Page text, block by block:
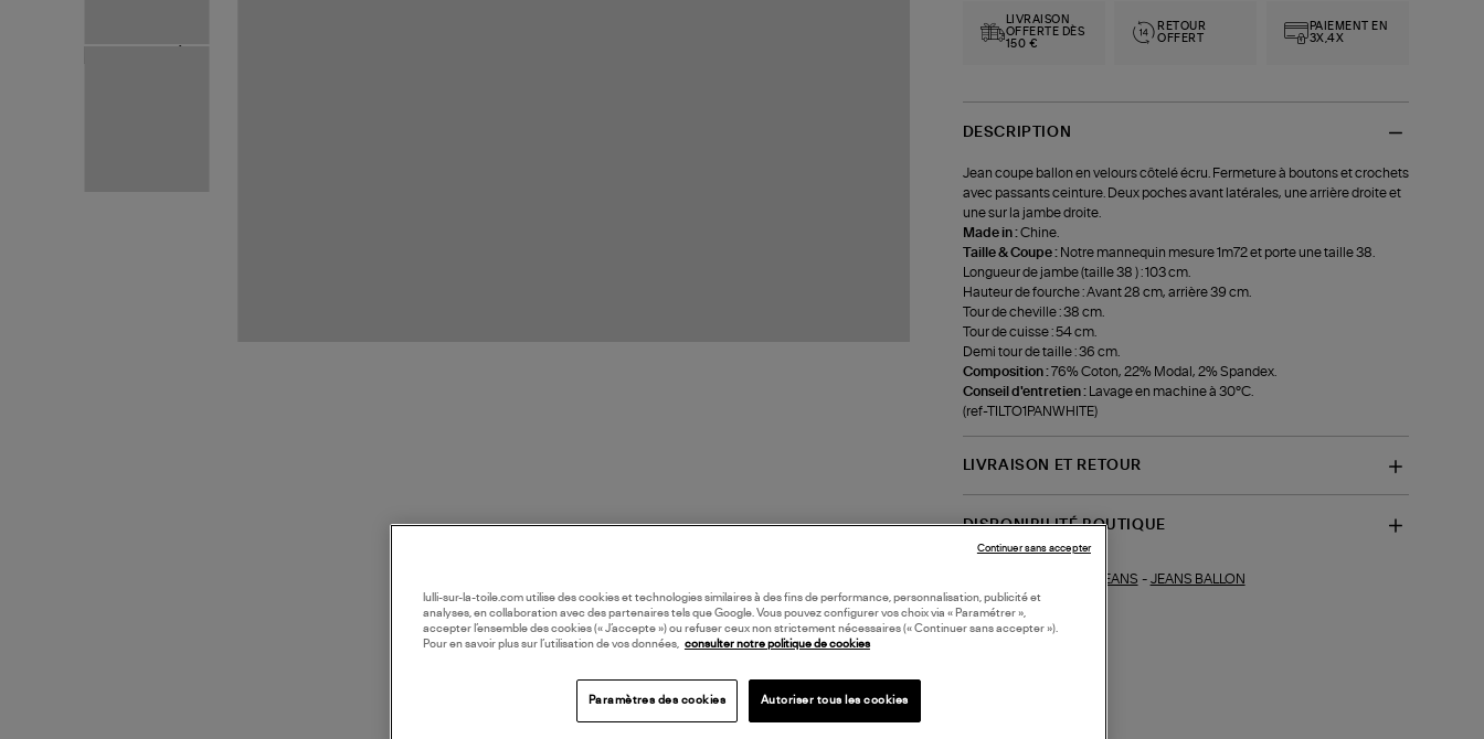
LIVRAISON
OFFERTE DÈS
150 €
RETOUR
OFFERT
PAIEMENT EN
3X,4X
DESCRIPTION
Jean coupe ballon en velours côtelé écru. Fermeture à boutons et crochets
avec passants ceinture. Deux poches avant latérales, une arrière droite et
une sur la jambe droite.
Made in :Chine.
Taille & Coupe : Notre mannequin mesure 1m72 et porte une taille 38.
Longueur de jambe (taille 38 ) : 103 cm.
Hauteur de fourche : Avant 28 cm, arrière 39 cm.
Tour de cheville : 38 cm.
Tour de cuisse : 54 cm.
Demi tour de taille : 36 cm.
Composition :76% Coton, 22% Modal, 2% Spandex.
Conseil d'entretien :
Lavage en machine à 30°C.
(ref-TILTO1PANWHITE)
LIVRAISON ET RETOUR
DISPONIBILITÉ BOUTIQUE
JEANS - JEANS BALLON
lulli-sur-la-toile.com utilise des cookies et technologies similaires à des fins de performance, personnalisation, publicité et
analyses, en collaboration avec des partenaires tels que Google. Vous pouvez configurer vos choix via « Paramétrer »,
accepter l’ensemble des cookies (« J’accepte ») ou refuser ceux non strictement nécessaires (« Continuer sans accepter »).
Pour en savoir plus sur l’utilisation de vos données,
consulter notre politique de cookies
Paramètres des cookies Autoriser tous les cookies
Continuer sans accepter